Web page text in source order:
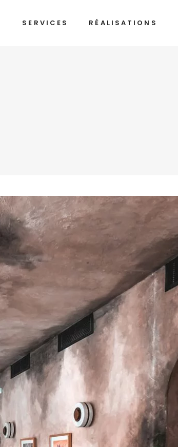
SERVICES RÉALISATIONS